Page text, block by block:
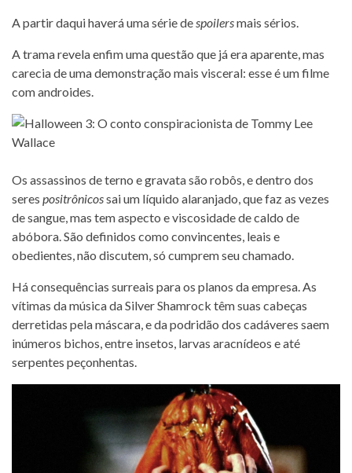
A partir daqui haverá uma série despoilersmais sérios.
A trama revela enfim uma questão que já era aparente, mas
carecia de uma demonstração mais visceral: esse é um filme
com androides.
Os assassinos de terno e gravata são robôs, e dentro dos
seres positrônicossai um líquido alaranjado, que faz as vezes
de sangue, mas tem aspecto e viscosidade de caldo de
abóbora. São definidos como convincentes, leais e
obedientes, não discutem, só cumprem seu chamado.
Há consequências surreais para os planos da empresa. As
vítimas da música da Silver Shamrock têm suas cabeças
derretidas pela máscara, e da podridão dos cadáveres saem
inúmeros bichos, entre insetos, larvas aracnídeos e até
serpentes peçonhentas.